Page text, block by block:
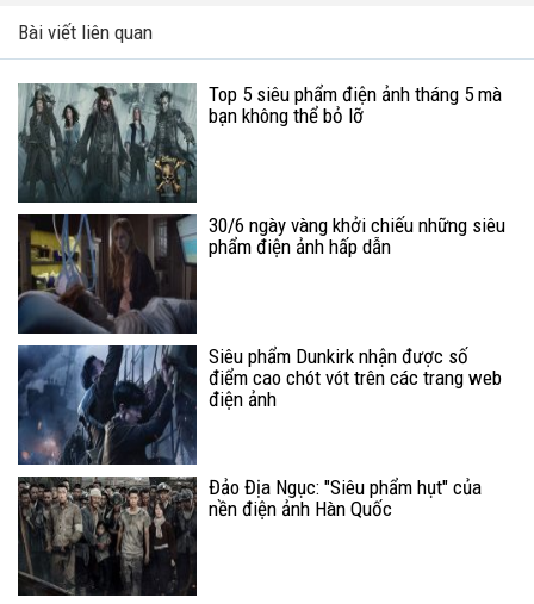
Bài viết liên quan
Top 5 siêu phẩm điện ảnh tháng 5 mà
bạn không thể bỏ lỡ
30/6 ngày vàng khởi chiếu những siêu
phẩm điện ảnh hấp dẫn
Siêu phẩm Dunkirk nhận được số
điểm cao chót vót trên các trang web
điện ảnh
Đảo Địa Ngục: "Siêu phẩm hụt" của
nền điện ảnh Hàn Quốc